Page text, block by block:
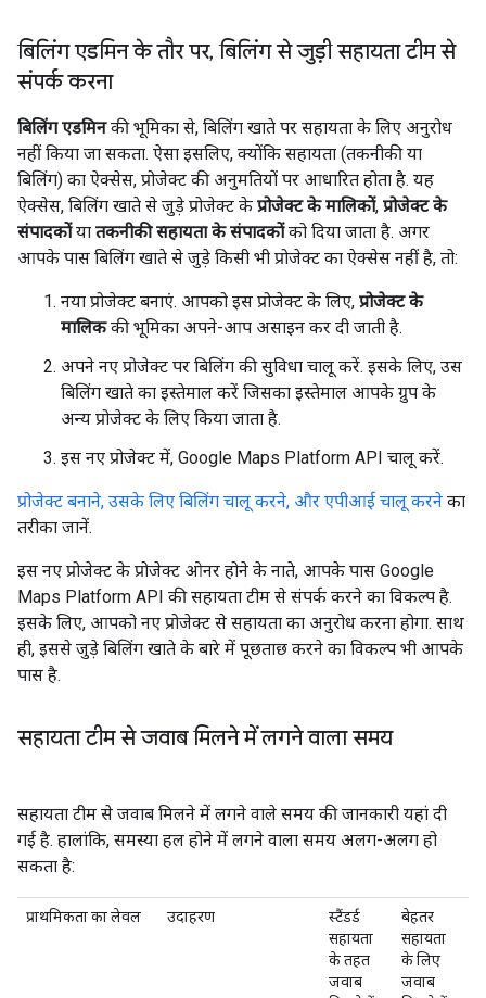
बिलिंग एडमिन के तौर पर, बिलिंग से जुड़ी सहायता टीम से
संपर्क करना
बिलिंग एडमिनकी भूमिका से, बिलिंग खाते पर सहायता के लिए अनुरोध
नहीं किया जा सकता. ऐसा इसलिए, क्योंकि सहायता (तकनीकी या
बिलिंग) का ऐक्सेस, प्रोजेक्ट की अनुमतियों पर आधारित होता है. यह
ऐक्सेस, बिलिंग खाते से जुड़े प्रोजेक्ट के प्रोजेक्ट के मालिकों, प्रोजेक्ट के
संपादकोंया तकनीकी सहायता के संपादकोंको दिया जाता है. अगर
आपके पास बिलिंग खाते से जुड़े किसी भी प्रोजेक्ट का ऐक्सेस नहीं है, तो:
नया प्रोजेक्ट बनाएं. आपको इस प्रोजेक्ट के लिए, प्रोजेक्ट के
मालिककी भूमिका अपने-आप असाइन कर दी जाती है.
अपने नए प्रोजेक्ट पर बिलिंग की सुविधा चालू करें. इसके लिए, उस
बिलिंग खाते का इस्तेमाल करें जिसका इस्तेमाल आपके ग्रुप के
अन्य प्रोजेक्ट के लिए किया जाता है.
इस नए प्रोजेक्ट में, Google Maps Platform API चालू करें.
प्रोजेक्ट बनाने, उसके लिए बिलिंग चालू करने, और एपीआई चालू करने का
तरीका जानें.
इस नए प्रोजेक्ट के प्रोजेक्ट ओनर होने के नाते, आपके पास Google
Maps Platform API की सहायता टीम से संपर्क करने का विकल्प है.
इसके लिए, आपको नए प्रोजेक्ट से सहायता का अनुरोध करना होगा. साथ
ही, इससे जुड़े बिलिंग खाते के बारे में पूछताछ करने का विकल्प भी आपके
पास है.
सहायता टीम से जवाब मिलने में लगने वाला समय
सहायता टीम से जवाब मिलने में लगने वाले समय की जानकारी यहां दी
गई है. हालांकि, समस्या हल होने में लगने वाला समय अलग-अलग हो
सकता है:
प्राथमिकता का लेवल उदाहरण
स्टैंडर्ड
सहायता
के तहत
जवाब
बेहतर
सहायता
के लिए
जवाब